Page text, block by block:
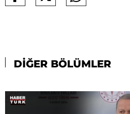
DİĞER BÖLÜMLER